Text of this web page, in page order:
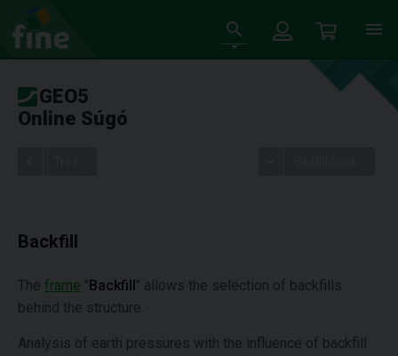
GEO5
Online Súgó
Backfill
The frame "Backfill" allows the selection of backfills
behind the structure.
Analysis of earth pressures with the influence of backfill